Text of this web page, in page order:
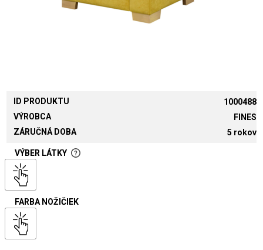
ID PRODUKTU
1000488
VÝROBCA
FINES
ZÁRUČNÁ DOBA
5 rokov
VÝBER LÁTKY
FARBA NOŽIČIEK